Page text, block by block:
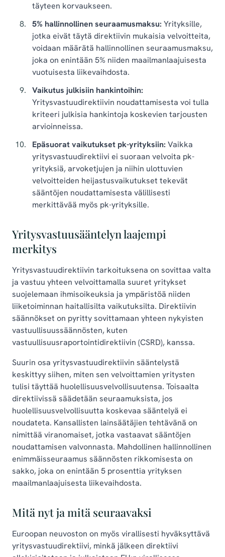
täyteen korvaukseen.
5% hallinnollinen seuraamusmaksu: Yrityksille,
jotka eivät täytä direktiivin mukaisia velvoitteita,
voidaan määrätä hallinnollinen seuraamusmaksu,
joka on enintään 5% niiden maailmanlaajuisesta
vuotuisesta liikevaihdosta.
Vaikutus julkisiin hankintoihin:
Yritysvastuudirektiivin noudattamisesta voi tulla
kriteeri julkisia hankintoja koskevien tarjousten
arvioinneissa.
Epäsuorat vaikutukset pk-yrityksiin: Vaikka
yritysvastuudirektiivi ei suoraan velvoita pk-
yrityksiä, arvoketjujen ja niihin ulottuvien
velvoitteiden heijastusvaikutukset tekevät
sääntöjen noudattamisesta välillisesti
merkittävää myös pk-yrityksille.
Yritysvastuusääntelyn laajempi
merkitys
Yritysvastuudirektiivin tarkoituksena on sovittaa valta
ja vastuu yhteen velvoittamalla suuret yritykset
suojelemaan ihmisoikeuksia ja ympäristöä niiden
liiketoiminnan haitallisilta vaikutuksilta. Direktiivin
säännökset on pyritty sovittamaan yhteen nykyisten
vastuullisuussäännösten, kuten
vastuullisuusraportointidirektiivin (CSRD), kanssa.
Suurin osa yritysvastuudirektiivin sääntelystä
keskittyy siihen, miten sen velvoittamien yritysten
tulisi täyttää huolellisuusvelvollisuutensa. Toisaalta
direktiivissä säädetään seuraamuksista, jos
huolellisuusvelvollisuutta koskevaa sääntelyä ei
noudateta. Kansallisten lainsäätäjien tehtävänä on
nimittää viranomaiset, jotka vastaavat sääntöjen
noudattamisen valvonnasta. Mahdollinen hallinnollinen
enimmäisseuraamus säännösten rikkomisesta on
sakko, joka on enintään 5 prosenttia yrityksen
maailmanlaajuisesta liikevaihdosta.
Mitä nyt ja mitä seuraavaksi
Euroopan neuvoston on myös virallisesti hyväksyttävä
yritysvastuudirektiivi, minkä jälkeen direktiivi